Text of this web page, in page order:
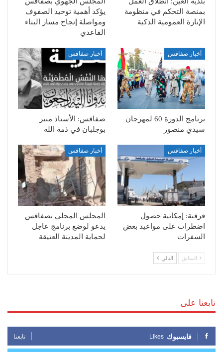
بمنصة التحكم في منظومة
الإنارة العمومية الذكية
يؤكد أهمية توحيد الصفوف
ومواصلة إنجاح مسار البناء
القاعدي
أخبار صفاقس
برنامج الدورة 60 لمهرجان
سيدي منصور
أخبار صفاقس
صفاقس: الأستاذ منير
بوجلبان في ذمة الله
أخبار صفاقس
قرقنة: إمكانية حصول
اضطراب على مواعيد بعض
السفرات
أخبار صفاقس
المجلس المحلي بصفاقس
يدعو لوضع برنامج عاجل
لحماية المدينة العتيقة
السابق التالي
تابعنا على
فايسبوك Likes تابعنا